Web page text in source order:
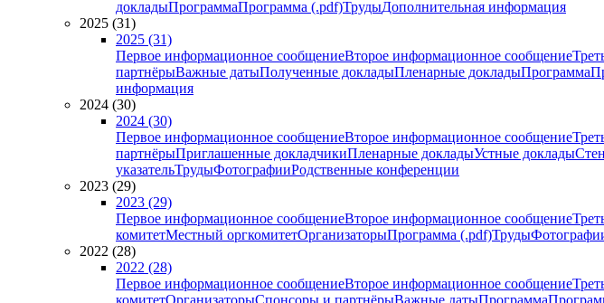
докладыПрограммаПрограмма (.pdf)ТрудыДополнительная информация
2025 (31)
2025 (31)
Первое информационное сообщениеВторое информационное сообщение
партнёрыВажные датыПолученные докладыПленарные докладыПрограмма
информация
2024 (30)
2024 (30)
Первое информационное сообщениеВторое информационное сообщение
партнёрыПриглашенные докладчикиПленарные докладыУстные доклады
указательТрудыФотографииРодственные конференции
2023 (29)
2023 (29)
Первое информационное сообщениеВторое информационное сообщение
комитетМестный оргкомитетОрганизаторыПрограмма (.pdf)Труды
2022 (28)
2022 (28)
Первое информационное сообщениеВторое информационное сообщение
комитетОрганизаторыСпонсоры и партнёрыВажные датыПрограмма